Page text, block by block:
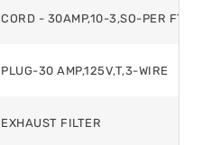
CORD - 30AMP,10-3,SO-PER FT
PLUG-30 AMP,125V,T,3-WIRE
EXHAUST FILTER